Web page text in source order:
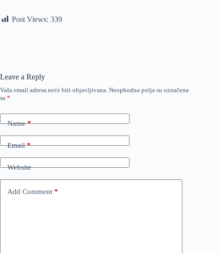
Post Views: 339
Leave a Reply
Vaša email adresa neće biti objavljivana. Neophodna polja su označena
sa *
Name*
Email*
Website
Add Comment *